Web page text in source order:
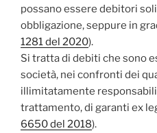
possano essere debitori
obbligazione, seppure in
1281 del 2020).
Si tratta di debiti che sono
società, nei confronti dei
illimitatamente
trattamento, di garanti ex
6650 del 2018).